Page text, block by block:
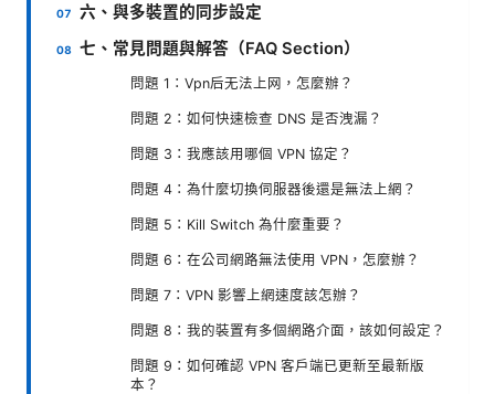
六、與多裝置的同步設定
七、常見問題與解答（FAQ Section）
問題 1：Vpn后无法上网，怎麼辦？
問題 2：如何快速檢查 DNS 是否洩漏？
問題 3：我應該用哪個 VPN 協定？
問題 4：為什麼切換伺服器後還是無法上網？
問題 5：Kill Switch 為什麼重要？
問題 6：在公司網路無法使用 VPN，怎麼辦？
問題 7：VPN 影響上網速度該怎辦？
問題 8：我的裝置有多個網路介面，該如何設定？
問題 9：如何確認 VPN 客戶端已更新至最新版
本？